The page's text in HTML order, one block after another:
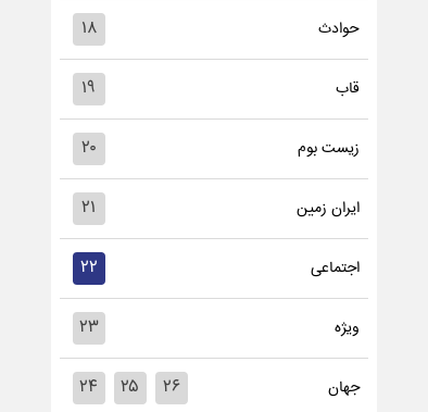
حوادث ۱۸
قاب ۱۹
زیست بوم ۲۰
ایران زمین ۲۱
اجتماعی ۲۲
ویژه ۲۳
جهان ۲۴ ۲۵ ۲۶